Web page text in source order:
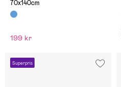
70x140cm
199 kr
Superpris